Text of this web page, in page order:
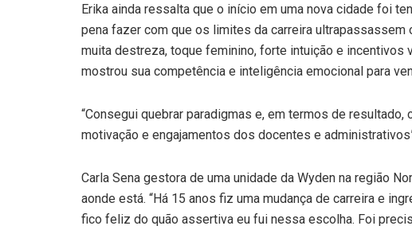
Erika ainda ressalta que o início em uma nova cidade foi
pena fazer com que os limites da carreira
muita destreza, toque feminino, forte intuição e
mostrou sua competência e inteligência emocional para
“Consegui quebrar paradigmas e, em termos de
motivação e engajamentos dos docentes e
Carla Sena gestora de uma unidade da Wyden na região
aonde está. “Há 15 anos fiz uma mudança de carreira e
fico feliz do quão assertiva eu fui nessa escolha. Foi